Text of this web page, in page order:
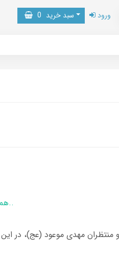
سبد خرید 0 ورود
همه هست آرزویم که ببینم از تو رویی.. چه زیان تو را که من هم برسم به آرزویی..